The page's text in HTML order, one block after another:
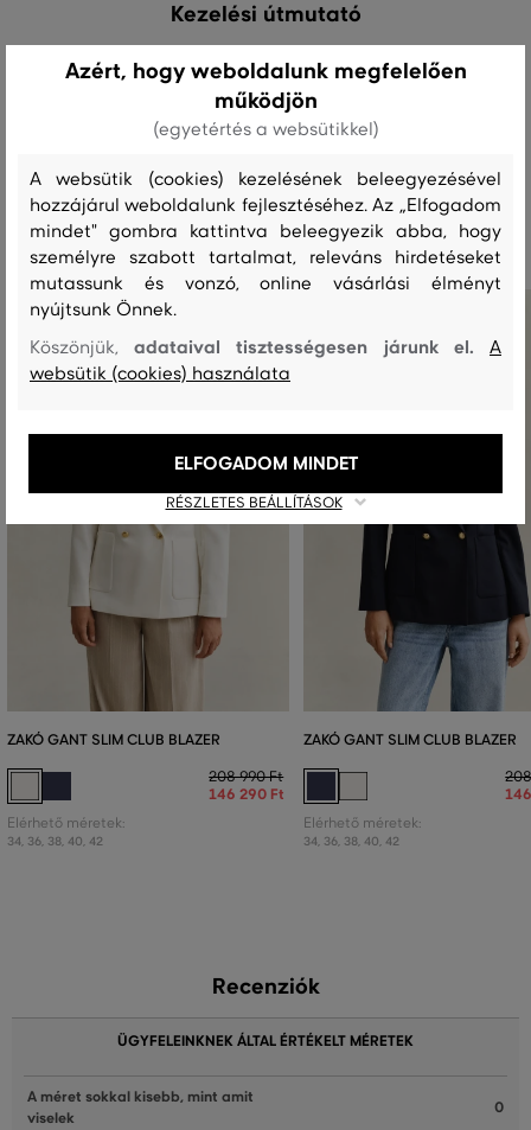
Kezelési útmutató
SZÁRÍTÁS
Ajánlott termékek
ZAKÓ GANT SLIM CLUB BLAZER
208 990 Ft
146 290 Ft
Elérhető méretek:
34, 36, 38, 40, 42
ZAKÓ GANT SLIM CLUB BLAZER
Elérhető méretek:
34, 36, 38, 40, 42
Recenziók
ÜGYFELEINKNEK ÁLTAL ÉRTÉKELT MÉRETEK
A méret sokkal kisebb, mint amit
viselek
0
Azért, hogy weboldalunk megfelelően
működjön
(egyetértés a websütikkel)
A websütik (cookies) kezelésének beleegyezésével
hozzájárul weboldalunk fejlesztéséhez. Az „Elfogadom
mindet" gombra kattintva beleegyezik abba, hogy
személyre szabott tartalmat, releváns hirdetéseket
mutassunk és vonzó, online vásárlási élményt
nyújtsunk Önnek.
Köszönjük,adataival tisztességesen járunk el.A
websütik (cookies) használata
RÉSZLETES BEÁLLÍTÁSOK
ELFOGADOM MINDET